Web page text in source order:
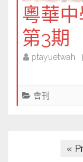
粵華中
第3期
ptayuetwah
會刊
«